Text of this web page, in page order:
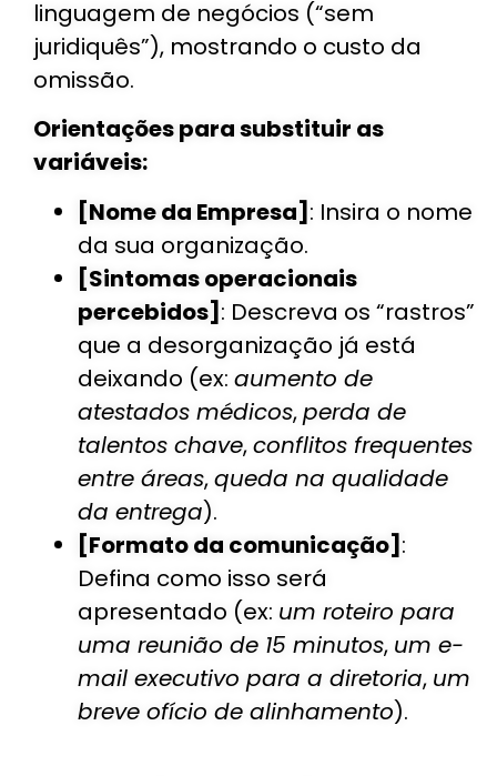
linguagem de negócios (“sem
juridiquês”), mostrando o custo da
omissão.
Orientações para substituir as
variáveis:
[Nome da Empresa]: Insira o nome
da sua organização.
[Sintomas operacionais
percebidos]: Descreva os “rastros”
que a desorganização já está
deixando (ex: aumento de
atestados médicos,perda de
talentos chave,conflitos frequentes
entre áreas,queda na qualidade
da entrega).
[Formato da comunicação]:
Defina como isso será
apresentado (ex: um roteiro para
uma reunião de 15 minutos, um e-
mail executivo para a diretoria, um
breve ofício de alinhamento).